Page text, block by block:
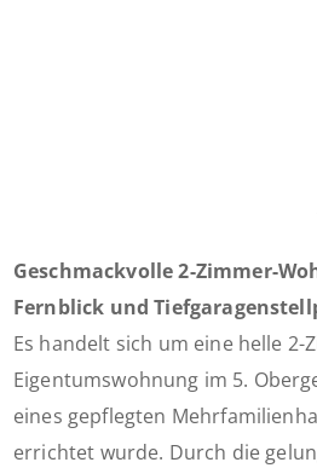
Geschmackvolle 2-Zimmer-
Fernblick und
Es handelt sich um eine helle 2-
Eigentumswohnung im 5.
eines gepflegten
errichtet wurde. Durch die